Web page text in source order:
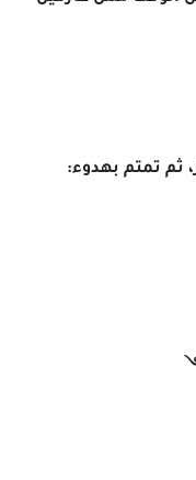
ثم تمتم بهدوء: